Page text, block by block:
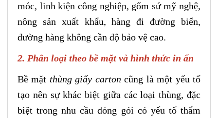
móc, linh kiện công nghiệp, gốm sứ mỹ nghệ,
nông sản xuất khẩu, hàng đi đường biển,
đường hàng không cần độ bảo vệ cao.
2. Phân loại theo bề mặt và hình thức in ấn
Bề mặt thùng giấy carton cũng là một yếu tố
tạo nên sự khác biệt giữa các loại thùng, đặc
biệt trong nhu cầu đóng gói có yếu tố thẩm